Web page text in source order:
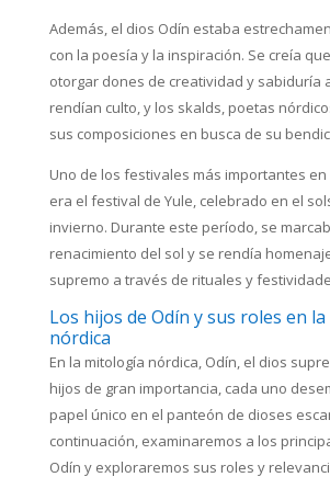
Además, el dios Odín estaba
con la poesía y la inspiración. Se creía
otorgar dones de creatividad y sabiduría
rendían culto, y los skalds, poetas
sus composiciones en busca de su
Uno de los festivales más importantes
era el festival de Yule, celebrado en el
invierno. Durante este período, se
renacimiento del sol y se rendía
supremo a través de rituales y
Los hijos de Odín y sus roles en
nórdica
En la mitología nórdica, Odín, el dios
hijos de gran importancia, cada uno
papel único en el panteón de dioses
continuación, examinaremos a los
Odín y exploraremos sus roles y